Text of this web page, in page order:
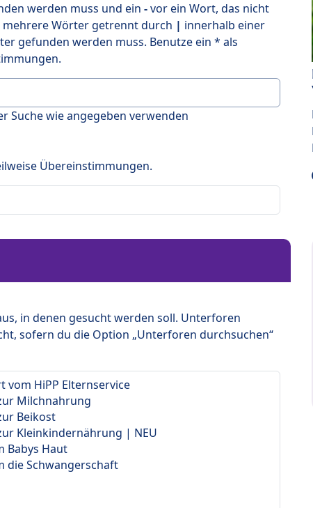
werden muss und ein -vor ein Wort, das nicht
Wörter getrennt durch | innerhalb einer
gefunden werden muss. Benutze ein * als
Suche wie angegeben verwenden
Übereinstimmungen.
in denen gesucht werden soll. Unterforen
sofern du die Option „Unterforen durchsuchen“